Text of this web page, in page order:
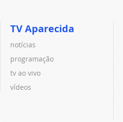
TV Aparecida
notícias
programação
tv ao vivo
vídeos